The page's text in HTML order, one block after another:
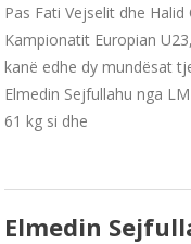
Pas Fati Vejselit dhe
Kampionatit Europian
kanë edhe dy mundësat
Elmedin Sejfullahu nga
61 kg si dhe
Elmedin